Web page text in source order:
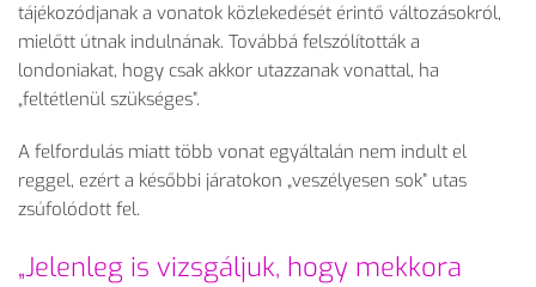
tájékozódjanak a vonatok közlekedését érintő változásokról,
mielőtt útnak indulnának. Továbbá felszólították a
londoniakat, hogy csak akkor utazzanak vonattal, ha
„feltétlenül szükséges”.
A felfordulás miatt több vonat egyáltalán nem indult el
reggel, ezért a későbbi járatokon „veszélyesen sok” utas
zsúfolódott fel.
„Jelenleg is vizsgáljuk, hogy mekkora